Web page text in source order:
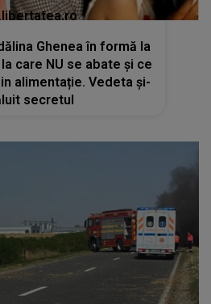
Ghenea în formă la
care NU se abate și ce
alimentație. Vedeta și-
secretul